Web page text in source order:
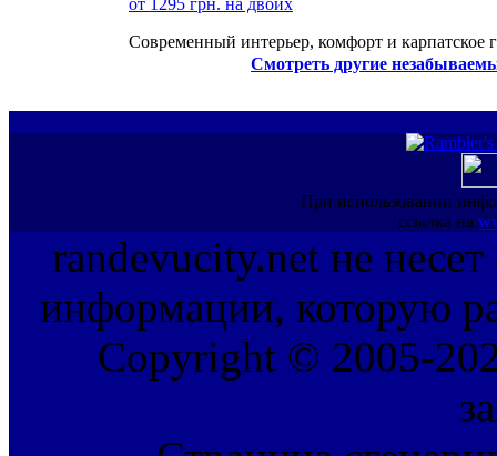
от 1295 грн. на двоих
Современный интерьер, комфорт и карпатское
Смотреть другие
При использовании
ссылка на
randevucity.net не несет
информации, которую
Copyright © 2005-